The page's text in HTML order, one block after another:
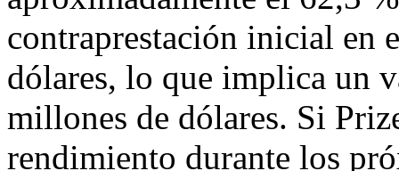
contraprestación inicial en
dólares, lo que implica un
millones de dólares. Si
rendimiento durante los